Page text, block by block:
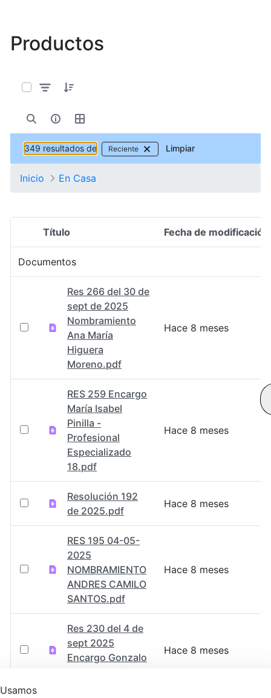
Productos
349 resultados de Reciente Limpiar
Inicio En Casa
Selección del elemento
Título Fecha de modificación
Documentos
Res 266 del 30 de
sept de 2025
Nombramiento
Ana María
Higuera
Moreno.pdf
Hace 8 meses
RES 259 Encargo
María Isabel
Pinilla -
Profesional
Especializado
18.pdf
Hace 8 meses
Resolución 192
de 2025.pdf
Hace 8 meses
RES 195 04-05-
2025
NOMBRAMIENTO
ANDRES CAMILO
SANTOS.pdf
Hace 8 meses
Res 230 del 4 de
sept 2025
Encargo Gonzalo
Ducuara.pdf
Hace 8 meses
Usamos